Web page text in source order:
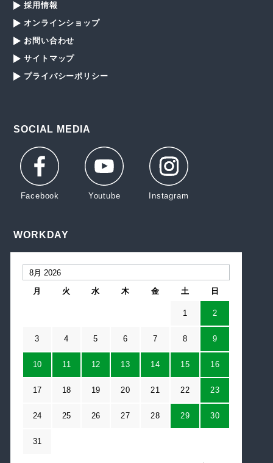
採用情報
オンラインショップ
お問い合わせ
サイトマップ
プライバシーポリシー
SOCIAL MEDIA
WORKDAY
月 火 水 木 金 土 日
1 2
3 4 5 6 7 8 9
10 11 12 13 14 15 16
17 18 19 20 21 22 23
24 25 26 27 28 29 30
31